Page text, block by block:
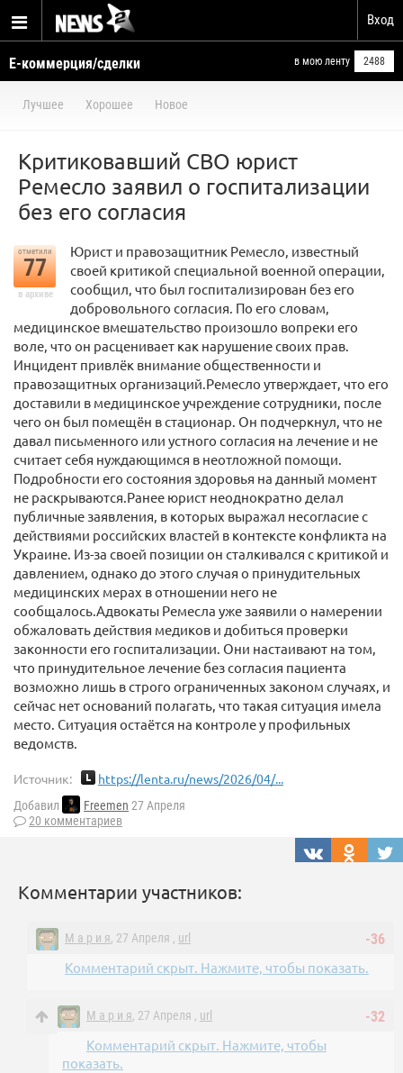
Вход
Е-коммерция/сделки в мою ленту 2488
Лучшее Хорошее Новое
Критиковавший СВО юрист
Ремесло заявил о госпитализации
без его согласия
отметили
77
в архиве
Юрист и правозащитник Ремесло, известный
своей критикой специальной военной операции,
сообщил, что был госпитализирован без его
добровольного согласия. По его словам,
медицинское вмешательство произошло вопреки его
воле, что он расценивает как нарушение своих прав.
Инцидент привлёк внимание общественности и
правозащитных организаций.Ремесло утверждает, что его
доставили в медицинское учреждение сотрудники, после
чего он был помещён в стационар. Он подчеркнул, что не
давал письменного или устного согласия на лечение и не
считает себя нуждающимся в неотложной помощи.
Подробности его состояния здоровья на данный момент
не раскрываются.Ранее юрист неоднократно делал
публичные заявления, в которых выражал несогласие с
действиями российских властей в контексте конфликта на
Украине. Из-за своей позиции он сталкивался с критикой и
давлением, однако до этого случая о принудительных
медицинских мерах в отношении него не
сообщалось.Адвокаты Ремесла уже заявили о намерении
обжаловать действия медиков и добиться проверки
законности его госпитализации. Они настаивают на том,
что принудительное лечение без согласия пациента
возможно лишь в строго ограниченных законом случаях, и
сейчас нет оснований полагать, что такая ситуация имела
место. Ситуация остаётся на контроле у профильных
ведомств.
Источник: https://lenta.ru/news/2026/04/...
Добавил Freemen 27 Апреля
20 комментариев
Комментарии участников:
-36
М а р и я, 27 Апреля , url
Комментарий скрыт. Нажмите, чтобы показать.
-32
М а р и я, 27 Апреля , url
Комментарий скрыт. Нажмите, чтобы
показать.